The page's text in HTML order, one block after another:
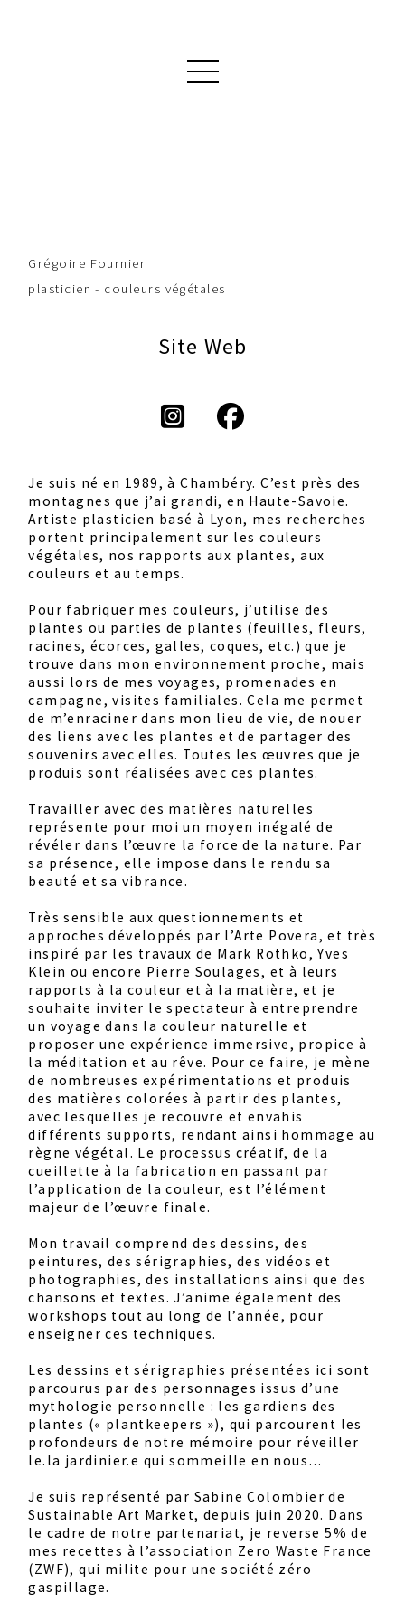
Grégoire Fournier
plasticien - couleurs végétales
Site Web
Je suis né en 1989, à Chambéry. C’est près des
montagnes que j’ai grandi, en Haute-Savoie.
Artiste plasticien basé à Lyon, mes recherches
portent principalement sur les couleurs
végétales, nos rapports aux plantes, aux
couleurs et au temps.
Pour fabriquer mes couleurs, j’utilise des
plantes ou parties de plantes (feuilles, fleurs,
racines, écorces, galles, coques, etc.) que je
trouve dans mon environnement proche, mais
aussi lors de mes voyages, promenades en
campagne, visites familiales. Cela me permet
de m’enraciner dans mon lieu de vie, de nouer
des liens avec les plantes et de partager des
souvenirs avec elles. Toutes les œuvres que je
produis sont réalisées avec ces plantes.
Travailler avec des matières naturelles
représente pour moi un moyen inégalé de
révéler dans l’œuvre la force de la nature. Par
sa présence, elle impose dans le rendu sa
beauté et sa vibrance.
Très sensible aux questionnements et
approches développés par l’Arte Povera, et très
inspiré par les travaux de Mark Rothko, Yves
Klein ou encore Pierre Soulages, et à leurs
rapports à la couleur et à la matière, et je
souhaite inviter le spectateur à entreprendre
un voyage dans la couleur naturelle et
proposer une expérience immersive, propice à
la méditation et au rêve. Pour ce faire, je mène
de nombreuses expérimentations et produis
des matières colorées à partir des plantes,
avec lesquelles je recouvre et envahis
différents supports, rendant ainsi hommage au
règne végétal. Le processus créatif, de la
cueillette à la fabrication en passant par
l’application de la couleur, est l’élément
majeur de l’œuvre finale.
Mon travail comprend des dessins, des
peintures, des sérigraphies, des vidéos et
photographies, des installations ainsi que des
chansons et textes. J’anime également des
workshops tout au long de l’année, pour
enseigner ces techniques.
Les dessins et sérigraphies présentées ici sont
parcourus par des personnages issus d’une
mythologie personnelle : les gardiens des
plantes (« plantkeepers »), qui parcourent les
profondeurs de notre mémoire pour réveiller
le.la jardinier.e qui sommeille en nous…
Je suis représenté par Sabine Colombier de
Sustainable Art Market, depuis juin 2020. Dans
le cadre de notre partenariat, je reverse 5% de
mes recettes à l’association Zero Waste France
(ZWF), qui milite pour une société zéro
gaspillage.